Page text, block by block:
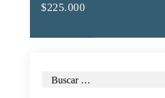
$225.000
Buscar: